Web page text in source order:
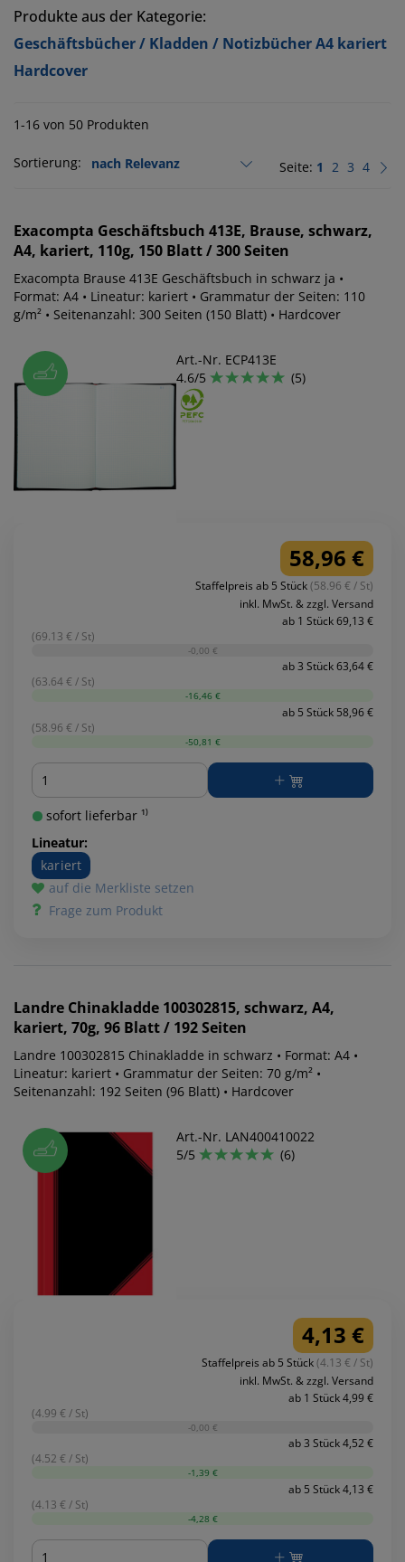
Produkte aus der Kategorie:
Geschäftsbücher / Kladden / Notizbücher A4 kariert
Hardcover
1-16 von 50 Produkten
Sortierung: Seite: 1 2 3 4
Exacompta Geschäftsbuch 413E, Brause, schwarz,
A4, kariert, 110g, 150 Blatt / 300 Seiten
Exacompta Brause 413E Geschäftsbuch in schwarz ja •
Format: A4 • Lineatur: kariert • Grammatur der Seiten: 110
g/m² • Seitenanzahl: 300 Seiten (150 Blatt) • Hardcover
Art.-Nr. ECP413E
4.6/5
(5)
58,96 €
Staffelpreis ab 5 Stück(58.96 € / St)
inkl. MwSt. & zzgl. Versand
ab 1 Stück 69,13 €
(69.13 € / St)
-0,00 €
ab 3 Stück 63,64 €
(63.64 € / St)
-16,46 €
ab 5 Stück 58,96 €
(58.96 € / St)
-50,81 €
Menge
sofort lieferbar ¹⁾
Lineatur:
kariert
auf die Merkliste setzen
Frage zum Produkt
Landre Chinakladde 100302815, schwarz, A4,
kariert, 70g, 96 Blatt / 192 Seiten
Landre 100302815 Chinakladde in schwarz • Format: A4 •
Lineatur: kariert • Grammatur der Seiten: 70 g/m² •
Seitenanzahl: 192 Seiten (96 Blatt) • Hardcover
Art.-Nr. LAN400410022
5/5
(6)
4,13 €
Staffelpreis ab 5 Stück(4.13 € / St)
inkl. MwSt. & zzgl. Versand
ab 1 Stück 4,99 €
(4.99 € / St)
-0,00 €
ab 3 Stück 4,52 €
(4.52 € / St)
-1,39 €
ab 5 Stück 4,13 €
(4.13 € / St)
-4,28 €
Menge